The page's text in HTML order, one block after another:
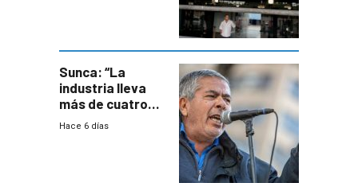
Sunca: “La
industria lleva
más de cuatro
meses sin
Hace 6 días